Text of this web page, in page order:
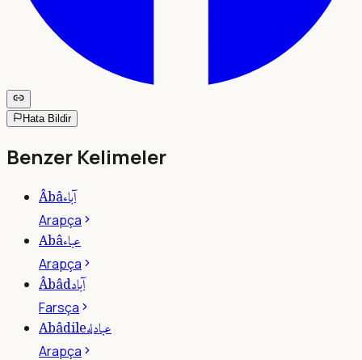
Hata Bildir
Benzer Kelimeler
Âbâآباء
Arapça
Abâعباء
Arapça
Âbâdآباد
Farsça
Abâdileعبادله
Arapça